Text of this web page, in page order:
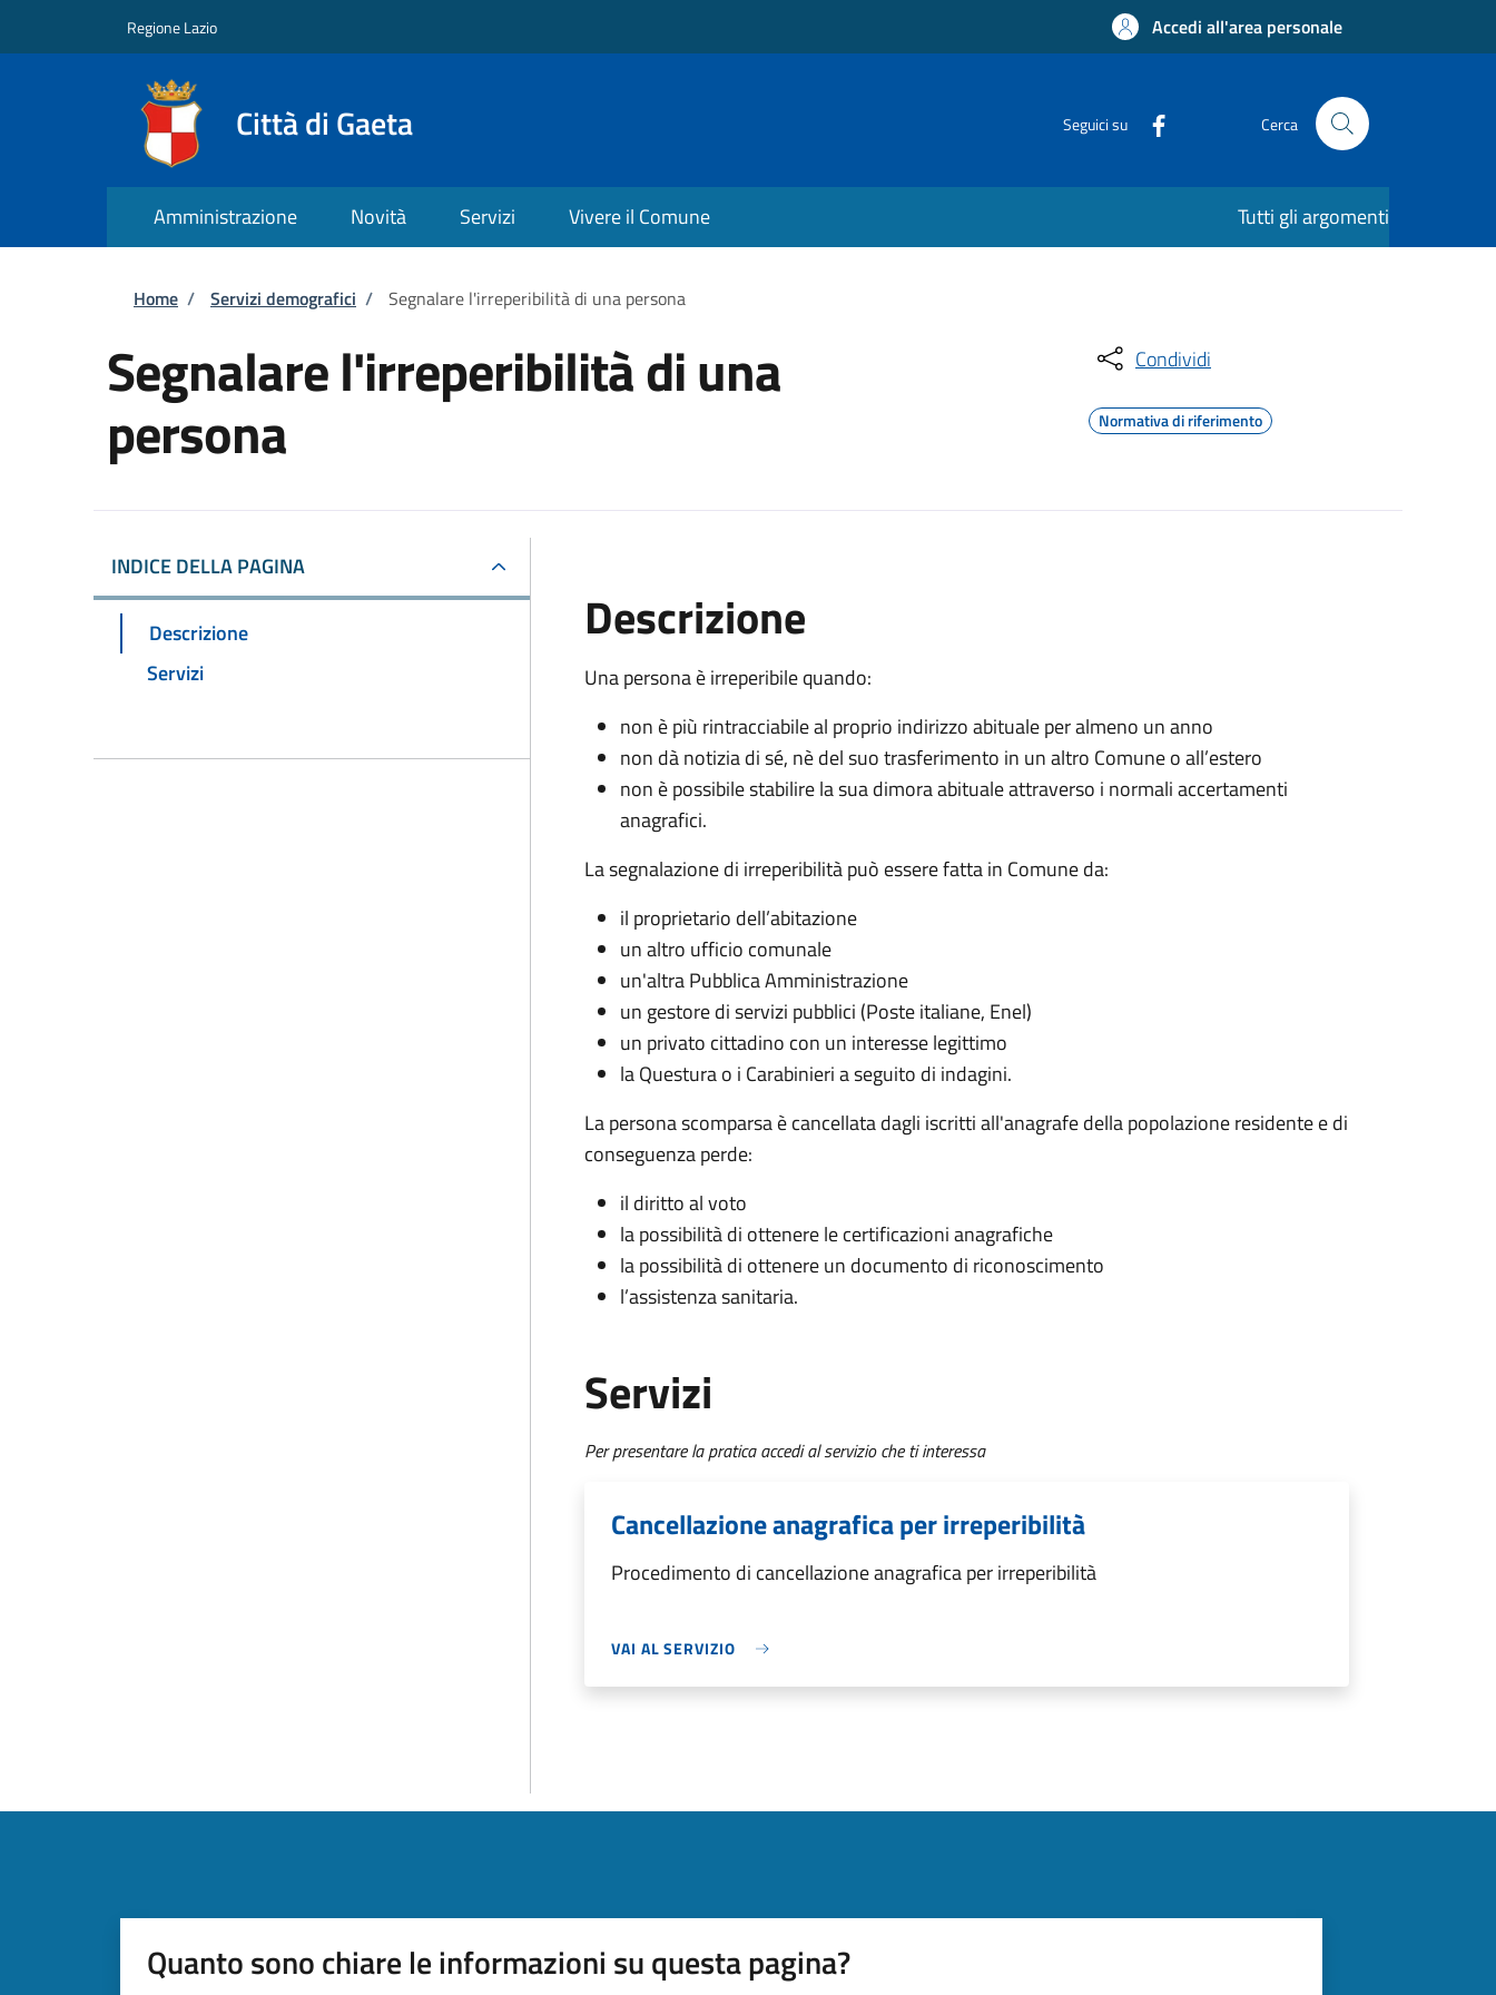
Regione Lazio Accedi all'area personale
Città di Gaeta Seguici su Cerca
Amministrazione Novità Servizi Vivere il Comune Tutti gli argomenti
Briciole di pane
Home / Servizi demografici / Segnalare l'irreperibilità di una persona
Segnalare l'irreperibilità di una
persona
Condividi
Normativa di riferimento
INDICE DELLA PAGINA
Descrizione
Servizi
Descrizione
Una persona è irreperibile quando:
non è più rintracciabile al proprio indirizzo abituale per almeno un anno
non dà notizia di sé, nè del suo trasferimento in un altro Comune o all’estero
non è possibile stabilire la sua dimora abituale attraverso i normali accertamenti
anagrafici.
La segnalazione di irreperibilità può essere fatta in Comune da:
il proprietario dell’abitazione
un altro ufficio comunale
un'altra Pubblica Amministrazione
un gestore di servizi pubblici (Poste italiane, Enel)
un privato cittadino con un interesse legittimo
la Questura o i Carabinieri a seguito di indagini.
La persona scomparsa è cancellata dagli iscritti all'anagrafe della popolazione residente e di
conseguenza perde:
il diritto al voto
la possibilità di ottenere le certificazioni anagrafiche
la possibilità di ottenere un documento di riconoscimento
l’assistenza sanitaria.
Servizi
Per presentare la pratica accedi al servizio che ti interessa
Cancellazione anagrafica per irreperibilità
Procedimento di cancellazione anagrafica per irreperibilità
VAI AL SERVIZIO
Quanto sono chiare le informazioni su questa pagina?